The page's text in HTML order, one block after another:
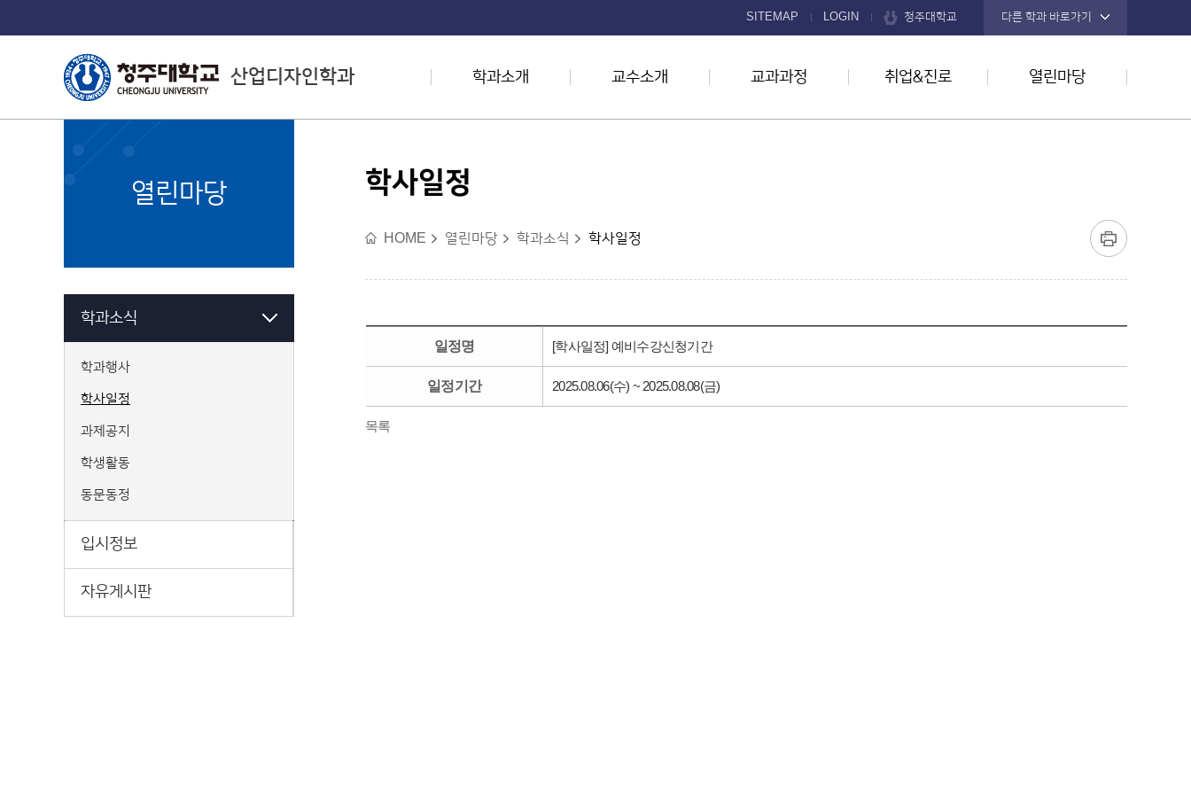
산업디자인학과
SITEMAP LOGIN 청주대학교 다른 학과 바로가기
College of Arts
학과소개 교수소개 교과과정 취업&진로 열린마당
열린마당
학과소식
학과행사
학사일정
과제공지
학생활동
동문동정
입시정보
자유게시판
학사일정
HOME 열린마당 학과소식 학사일정
일정명 [학사일정] 예비수강신청기간
일정기간 2025.08.06(수) ~ 2025.08.08(금)
목록